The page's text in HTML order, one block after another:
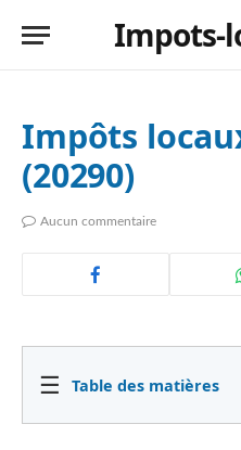
Impots-
Impôts
(20290)
Aucun commentaire
☰ Table des matières